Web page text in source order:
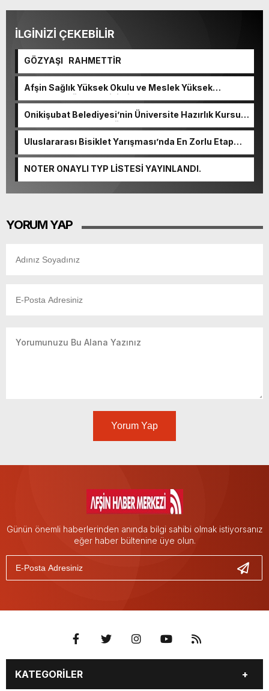
İLGİNİZİ ÇEKEBİLİR
GÖZYAŞI RAHMETTİR
Afşin Sağlık Yüksek Okulu ve Meslek Yüksek
Okulunda görev değişimi!
Onikişubat Belediyesi’nin Üniversite Hazırlık Kursu
başvurularında son gün 7 Ağustos.
Uluslararası Bisiklet Yarışması’nda En Zorlu Etap
NOTER ONAYLI TYP LİSTESİ YAYINLANDI.
YORUM YAP
Yorum Yap
Günün önemli haberlerinden anında bilgi sahibi olmak istiyorsanız
eğer haber bültenine üye olun.
KATEGORİLER